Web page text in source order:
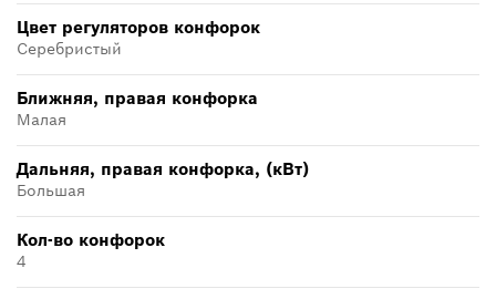
Цвет регуляторов конфорок
Серебристый
Ближняя, правая конфорка
Малая
Дальняя, правая конфорка, (кВт)
Большая
Кол-во конфорок
4